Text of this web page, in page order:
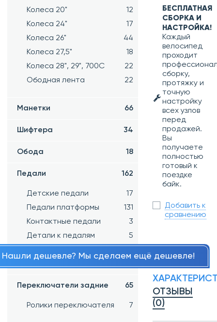
Колеса 20"
12
Колеса 24"
17
Колеса 26"
44
Колеса 27,5"
18
Колеса 28", 29", 700С
22
Ободная лента
22
Манетки 66
Шифтера 34
Обода 18
Педали 162
Детские педали
17
Педали платформы
131
Контактные педали
3
Детали к педалям
5
Переключатели задние 65
Ролики переключателя 7
БЕСПЛАТНАЯ
СБОРКА И
НАСТРОЙКА!
Каждый
велосипед
проходит
сборку,
протяжку и
точную
настройку
всех узлов
перед
продажей.
Вы
получаете
полностью
готовый к
поездке
байк.
Добавить к
сравнению
Нашли дешевле? Мы сделаем ещё дешевле!
ОТЗЫВЫ
(0)